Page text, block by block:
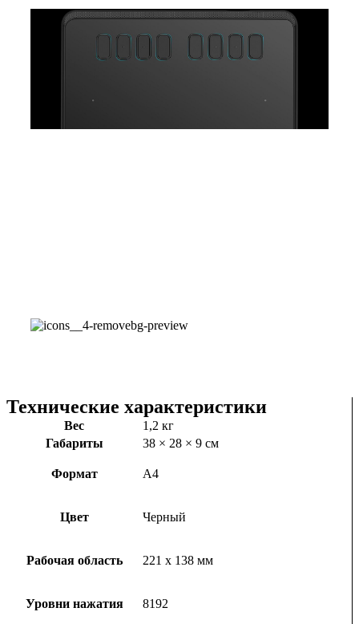
Технические характеристики
Вес
1,2 кг
Габариты
38 × 28 × 9 см
Формат А4
Цвет Черный
Рабочая область 221 x 138 мм
Уровни нажатия 8192